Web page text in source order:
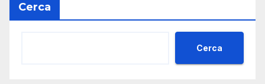
Cerca
Cerca